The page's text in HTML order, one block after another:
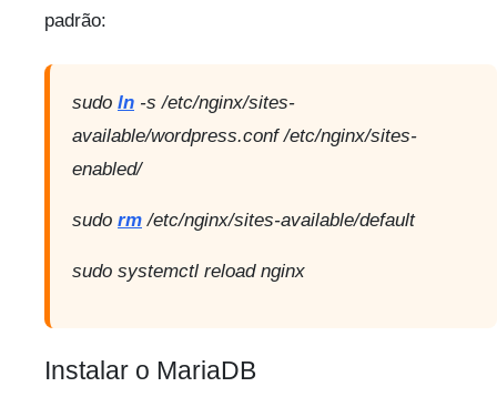
padrão:
sudo ln -s /etc/nginx/sites-
available/wordpress.conf /etc/nginx/sites-
enabled/
sudo rm /etc/nginx/sites-available/default
sudo systemctl reload nginx
Instalar o MariaDB